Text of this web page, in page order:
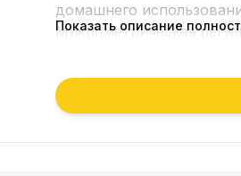
домашнего
Микрометрическая
Жернова специальной
подходят как для
из закаленной стали.
Дозировка
Показать описание